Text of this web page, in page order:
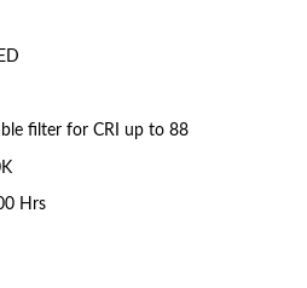
filter for CRI up to 88
Hrs